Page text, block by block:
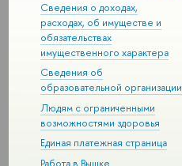
Сведения о доходах,
расходах, об имуществе и
обязательствах
имущественного характера
Сведения об
образовательной организации
Людям с ограниченными
возможностями здоровья
Единая платежная страница
Работа в Вышке